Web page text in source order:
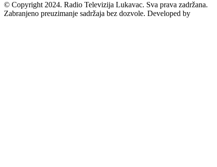
© Copyright 2024. Radio Televizija Lukavac. Sva prava zadržana.
Zabranjeno preuzimanje sadržaja bez dozvole. Developed by